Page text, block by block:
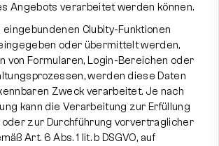
Angebots verarbeitet werden können.
eingebundenen Clubity-Funktionen
oder übermittelt werden,
von Formularen, Login-Bereichen oder
werden diese Daten
Zweck verarbeitet. Je nach
kann die Verarbeitung zur Erfüllung
zur Durchführung vorvertraglicher
Art. 6 Abs. 1 lit. b DSGVO, auf